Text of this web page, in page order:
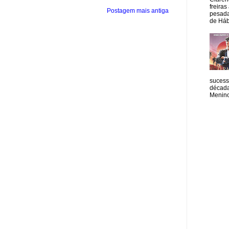
Postagem mais antiga
freiras
de